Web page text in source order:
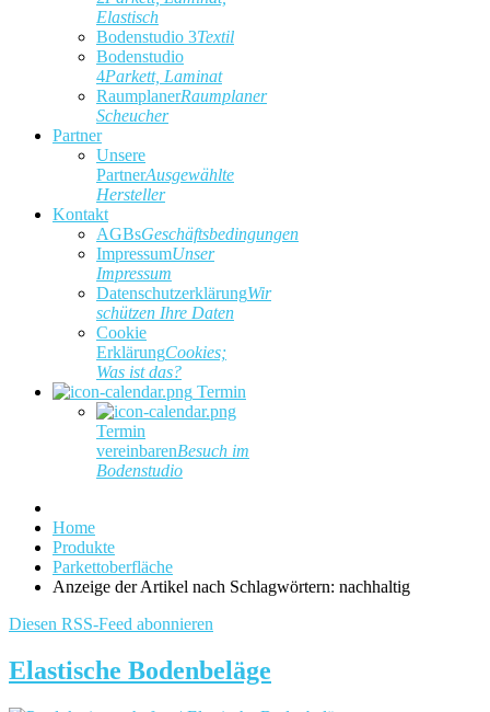
Elastisch
Bodenstudio 3Textil
Bodenstudio
4Parkett, Laminat
RaumplanerRaumplaner
Scheucher
Partner
Unsere
PartnerAusgewählte
Hersteller
Kontakt
AGBsGeschäftsbedingungen
ImpressumUnser
Impressum
DatenschutzerklärungWir
schützen Ihre Daten
Cookie
ErklärungCookies;
Was ist das?
Termin
Termin
vereinbarenBesuch im
Bodenstudio
Home
Produkte
Parkettoberfläche
Anzeige der Artikel nach Schlagwörtern: nachhaltig
Diesen RSS-Feed abonnieren
Elastische Bodenbeläge